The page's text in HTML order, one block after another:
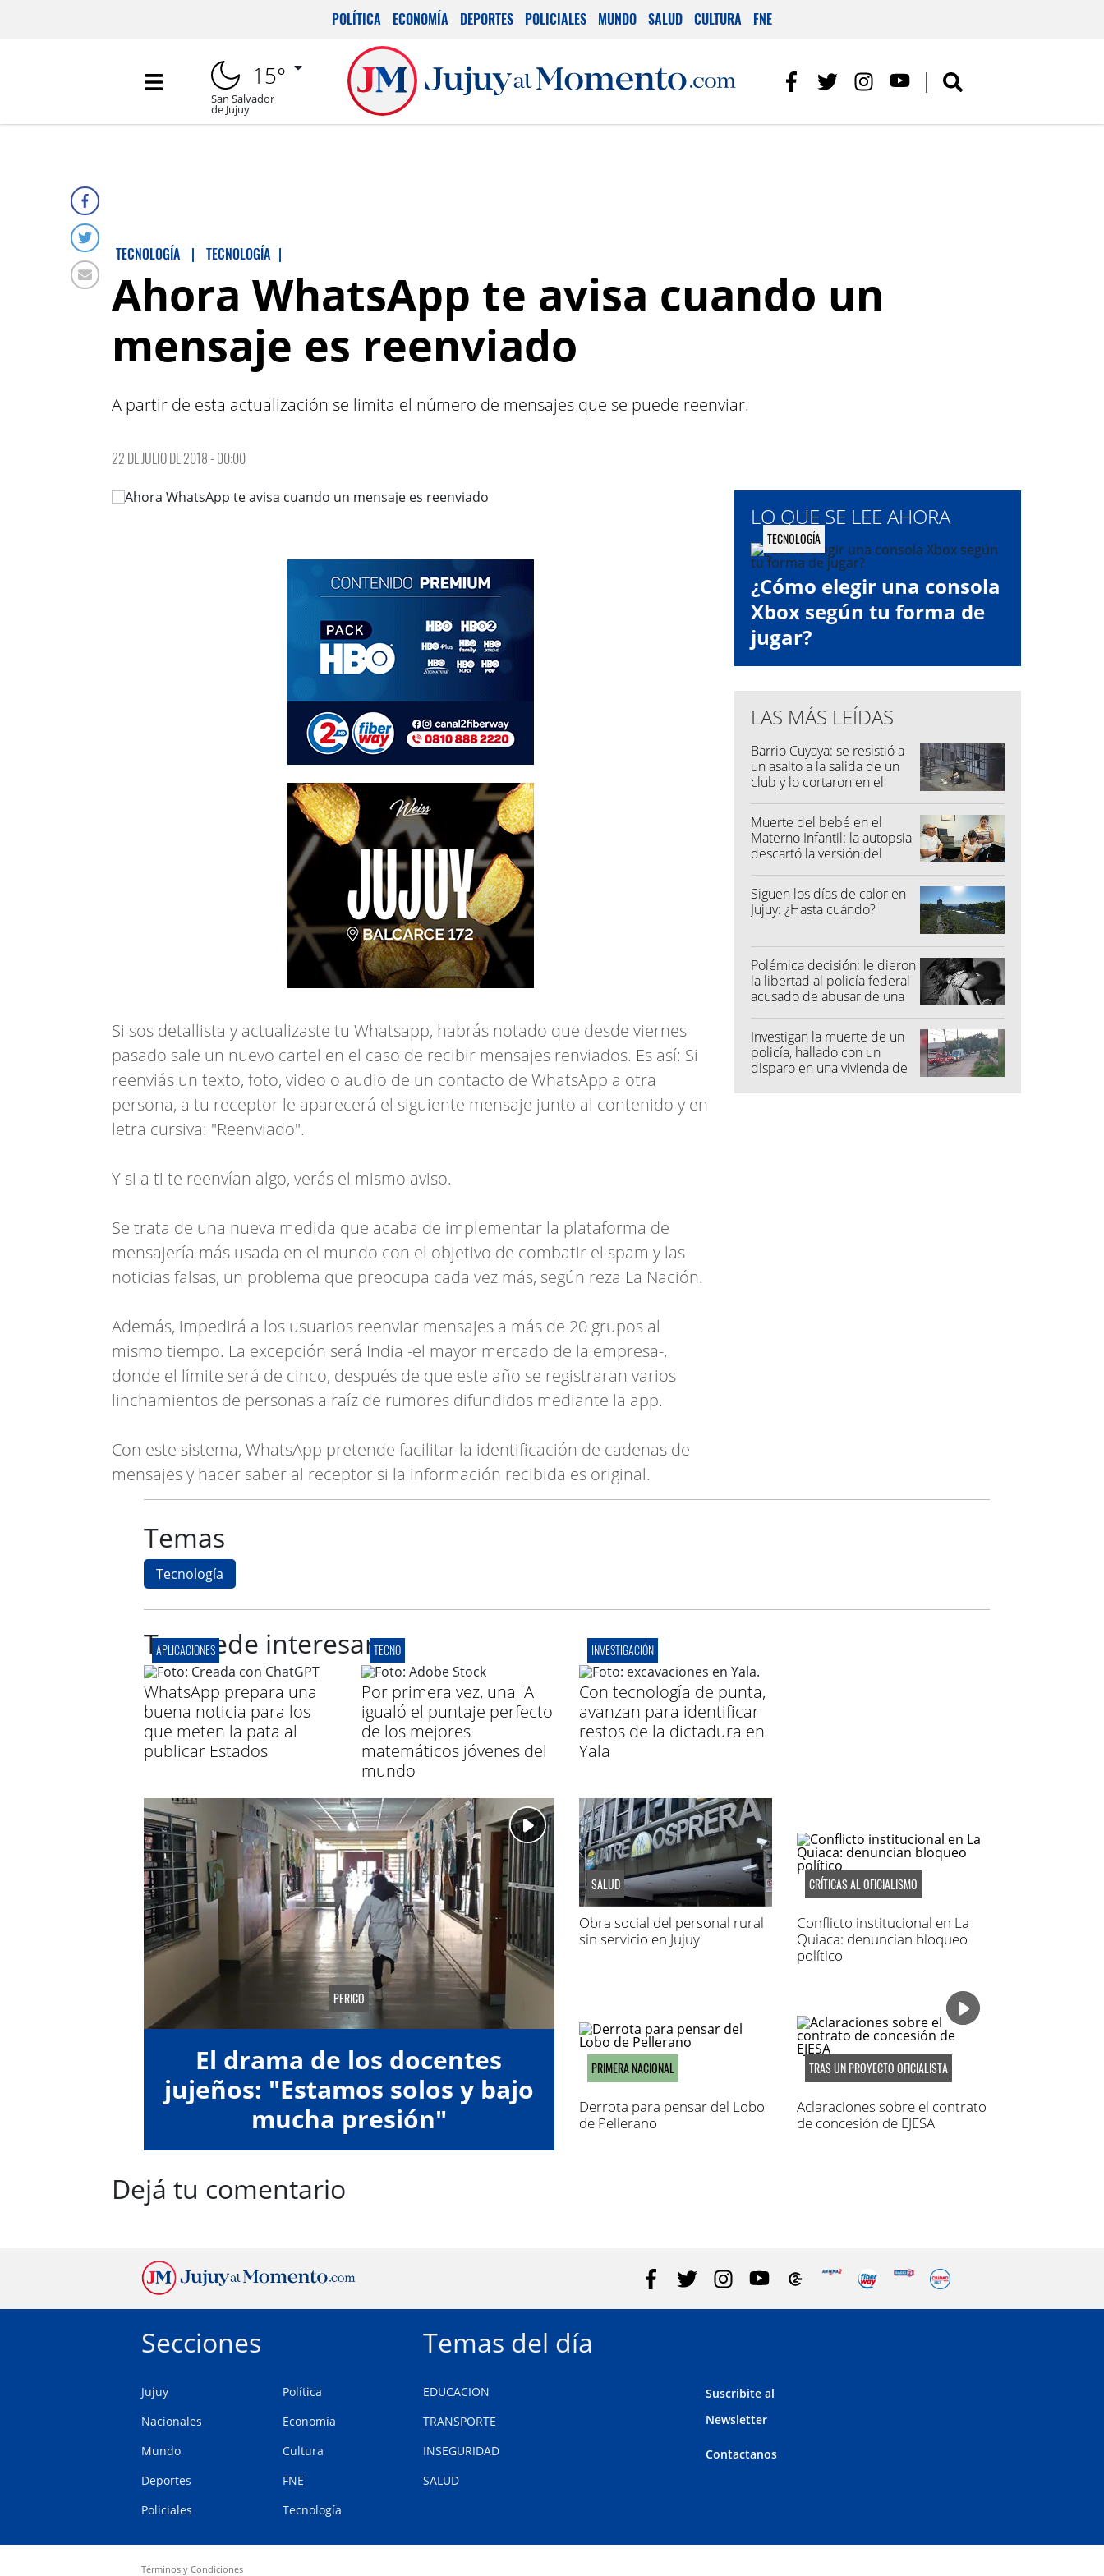
POLÍTICA ECONOMÍA DEPORTES POLICIALES MUNDO SALUD CULTURA FNE
15°
San Salvador
de Jujuy
TECNOLOGÍA | TECNOLOGÍA |
Ahora WhatsApp te avisa cuando un
mensaje es reenviado
A partir de esta actualización se limita el número de mensajes que se puede reenviar.
22 DE JULIO DE 2018 - 00:00
Si sos detallista y actualizaste tu Whatsapp, habrás notado que desde viernes
pasado sale un nuevo cartel en el caso de recibir mensajes renviados. Es así: Si
reenviás un texto, foto, video o audio de un contacto de WhatsApp a otra
persona, a tu receptor le aparecerá el siguiente mensaje junto al contenido y en
letra cursiva: "Reenviado".
Y si a ti te reenvían algo, verás el mismo aviso.
Se trata de una nueva medida que acaba de implementar la plataforma de
mensajería más usada en el mundo con el objetivo de combatir el spam y las
noticias falsas, un problema que preocupa cada vez más, según reza La Nación.
Además, impedirá a los usuarios reenviar mensajes a más de 20 grupos al
mismo tiempo. La excepción será India -el mayor mercado de la empresa-,
donde el límite será de cinco, después de que este año se registraran varios
linchamientos de personas a raíz de rumores difundidos mediante la app.
Con este sistema, WhatsApp pretende facilitar la identificación de cadenas de
mensajes y hacer saber al receptor si la información recibida es original.
LO QUE SE LEE AHORA
TECNOLOGÍA
¿Cómo elegir una consola
Xbox según tu forma de
jugar?
LAS MÁS LEÍDAS
Barrio Cuyaya: se resistió a
un asalto a la salida de un
club y lo cortaron en el
Muerte del bebé en el
Materno Infantil: la autopsia
descartó la versión del
Siguen los días de calor en
Jujuy: ¿Hasta cuándo?
Polémica decisión: le dieron
la libertad al policía federal
acusado de abusar de una
Investigan la muerte de un
policía, hallado con un
disparo en una vivienda de
Temas
Tecnología
Te puede interesar
APLICACIONES
WhatsApp prepara una
buena noticia para los
que meten la pata al
publicar Estados
TECNO
Por primera vez, una IA
igualó el puntaje perfecto
de los mejores
matemáticos jóvenes del
mundo
INVESTIGACIÓN
Con tecnología de punta,
avanzan para identificar
restos de la dictadura en
Yala
PERICO
El drama de los docentes
jujeños: "Estamos solos y bajo
mucha presión"
SALUD
Obra social del personal rural
sin servicio en Jujuy
CRÍTICAS AL OFICIALISMO
Conflicto institucional en La
Quiaca: denuncian bloqueo
político
PRIMERA NACIONAL
Derrota para pensar del Lobo
de Pellerano
TRAS UN PROYECTO OFICIALISTA
Aclaraciones sobre el contrato
de concesión de EJESA
Dejá tu comentario
Secciones
Jujuy
Nacionales
Mundo
Deportes
Policiales
Política
Economía
Cultura
FNE
Tecnología
Temas del día
EDUCACION
TRANSPORTE
INSEGURIDAD
SALUD
Suscribite al
Newsletter
Contactanos
Términos y Condiciones